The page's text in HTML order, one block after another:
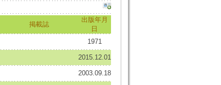
掲載誌
出版年月
日
1971
2015.12.01
2003.09.18